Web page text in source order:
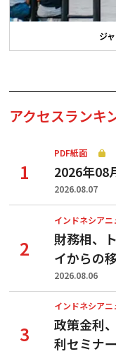
ジ
アクセスランキ
PDF紙面
2026年08
2026.08.07
インドネシアニ
財務相、
イからの
2026.08.06
インドネシアニ
政策金利
利セミナー